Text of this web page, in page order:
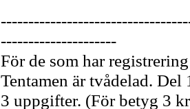
---------------------
För de som har
Tentamen är tvådelad.
3 uppgifter. (För betyg 3